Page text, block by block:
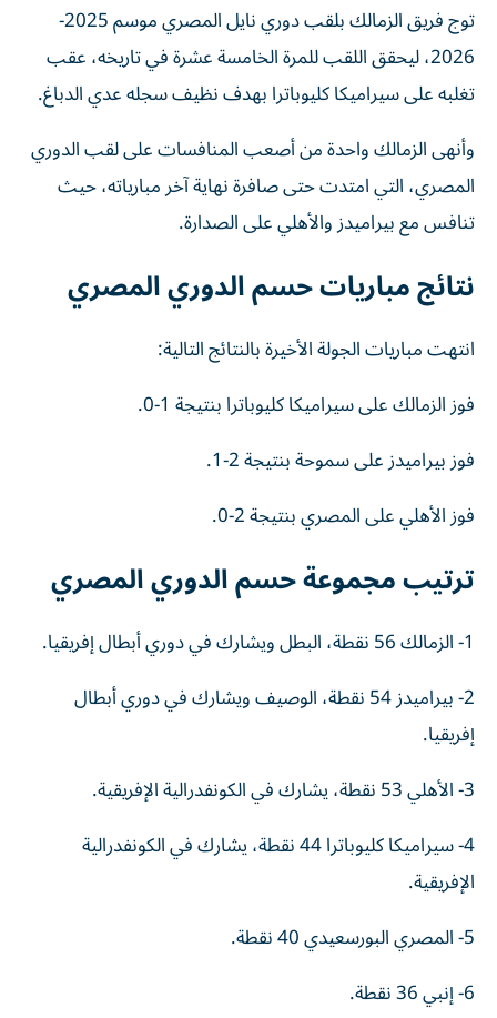
توج فريق الزمالك بلقب دوري نايل المصري موسم 2025-
2026، ليحقق اللقب للمرة الخامسة عشرة في تاريخه، عقب
تغلبه على سيراميكا كليوباترا بهدف نظيف سجله عدي الدباغ.
وأنهى الزمالك واحدة من أصعب المنافسات على لقب الدوري
المصري، التي امتدت حتى صافرة نهاية آخر مبارياته، حيث
تنافس مع بيراميدز والأهلي على الصدارة.
نتائج مباريات حسم الدوري المصري
انتهت مباريات الجولة الأخيرة بالنتائج التالية:
فوز الزمالك على سيراميكا كليوباترا بنتيجة 1-0.
فوز بيراميدز على سموحة بنتيجة 2-1.
فوز الأهلي على المصري بنتيجة 2-0.
ترتيب مجموعة حسم الدوري المصري
1- الزمالك 56 نقطة، البطل ويشارك في دوري أبطال إفريقيا.
2- بيراميدز 54 نقطة، الوصيف ويشارك في دوري أبطال
إفريقيا.
3- الأهلي 53 نقطة، يشارك في الكونفدرالية الإفريقية.
4- سيراميكا كليوباترا 44 نقطة، يشارك في الكونفدرالية
الإفريقية.
5- المصري البورسعيدي 40 نقطة.
6- إنبي 36 نقطة.